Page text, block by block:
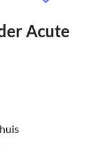
Acute